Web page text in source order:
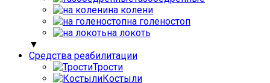
на колени
на голеностоп
на локоть
▼
Средства реабилитации
Трости
Костыли